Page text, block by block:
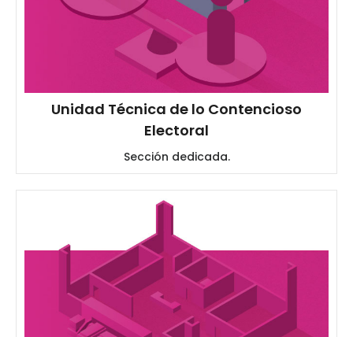
Unidad Técnica de lo Contencioso
Electoral
Sección dedicada.